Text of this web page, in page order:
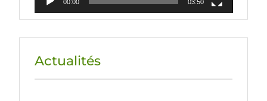
00:00 03:50
Actualités